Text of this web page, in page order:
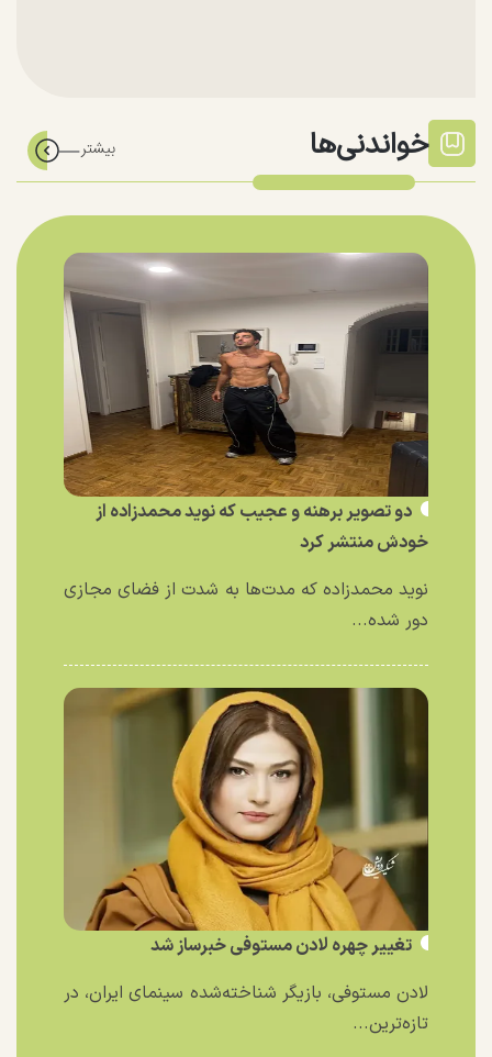
خواندنی‌ها
دو تصویر برهنه و عجیب که نوید محمدزاده از
خودش منتشر کرد
نوید محمدزاده که مدت‌ها به شدت از فضای مجازی
دور شده...
تغییر چهره لادن مستوفی خبرساز شد
لادن مستوفی، بازیگر شناخته‌شده سینمای ایران، در
تازه‌ترین...